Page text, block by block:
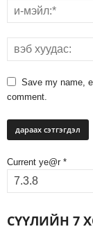
Save my name,
comment.
Current ye@r *
СҮҮЛИЙН 7